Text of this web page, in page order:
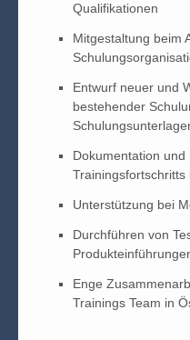
Qualifikationen
Mitgestaltung beim
Entwurf neuer und
bestehender
Dokumentation
Unterstützung bei
Durchführen von
Enge
Trainings Team in